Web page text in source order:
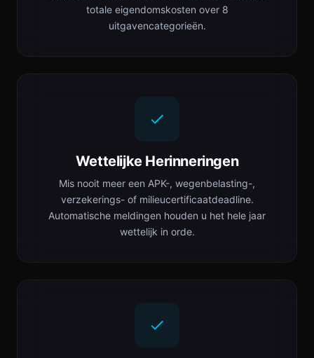
totale eigendomskosten over 8
uitgavencategorieën.
Wettelijke Herinneringen
Mis nooit meer een APK-, wegenbelasting-,
verzekerings- of milieucertificaatdeadline.
Automatische meldingen houden u het hele jaar
wettelijk in orde.